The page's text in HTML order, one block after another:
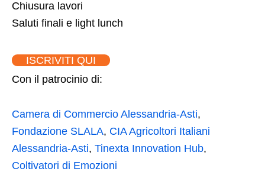
Chiusura lavori
Saluti finali e light lunch
ISCRIVITI QUI
Con il patrocinio di:
Camera di Commercio Alessandria-Asti,
Fondazione SLALA, CIA Agricoltori Italiani
Alessandria-Asti, Tinexta Innovation Hub,
Coltivatori di Emozioni